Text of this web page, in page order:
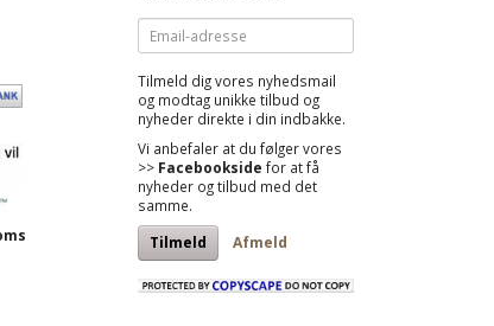
Email-
adresse
Tilmeld dig vores nyhedsmail
og modtag unikke tilbud og
nyheder direkte i din indbakke.
Vi anbefaler at du følger vores
>> Facebookside for at få
nyheder og tilbud med det
samme.
Tilmeld Afmeld